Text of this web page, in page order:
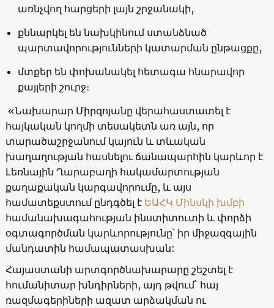
առնչվող հարցերի լայն շրջանակի,
քննարկել են նախկինում ստանձնած
պարտավորությունների կատարման ընթացքը,
մտքեր են փոխանակել հետագա հնարավոր
քայլերի շուրջ։
«Նախարար Միրզոյանը վերահաստատել է
հայկական կողմի տեսակետն առ այն, որ
տարածաշրջանում կայուն և տևական
խաղաղության հասնելու ճանապարհին կարևոր է
Լեռնային Ղարաբաղի հակամարտության
քաղաքական կարգավորումը, և այս
համատեքստում ընդգծել է ԵԱՀԿ Մինսկի խմբի
համանախագահության ինստիտուտի և փորձի
օգտագործման կարևորությունը՝ իր միջազգային
մանդատին համապատասխան:
Հայաստանի արտգործնախարարը շեշտել է
հումանիտար խնդիրների, այդ թվում` հայ
ռազմագերիների ազատ արձակման ու